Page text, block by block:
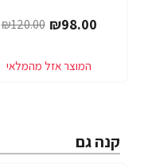
₪98.00
₪120.00
קנה גם